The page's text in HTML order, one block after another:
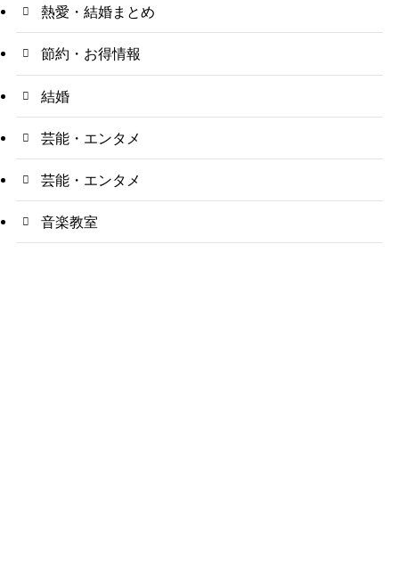
熱愛・結婚まとめ
節約・お得情報
結婚
芸能・エンタメ
芸能・エンタメ
音楽教室